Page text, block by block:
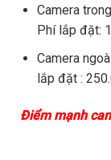
Camera
Phí lắp đặt:
Camera
lắp đặt :
Điểm mạnh